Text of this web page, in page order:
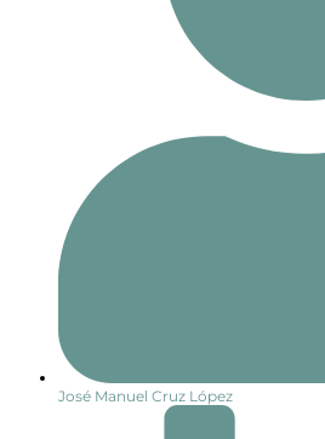
José Manuel Cruz López